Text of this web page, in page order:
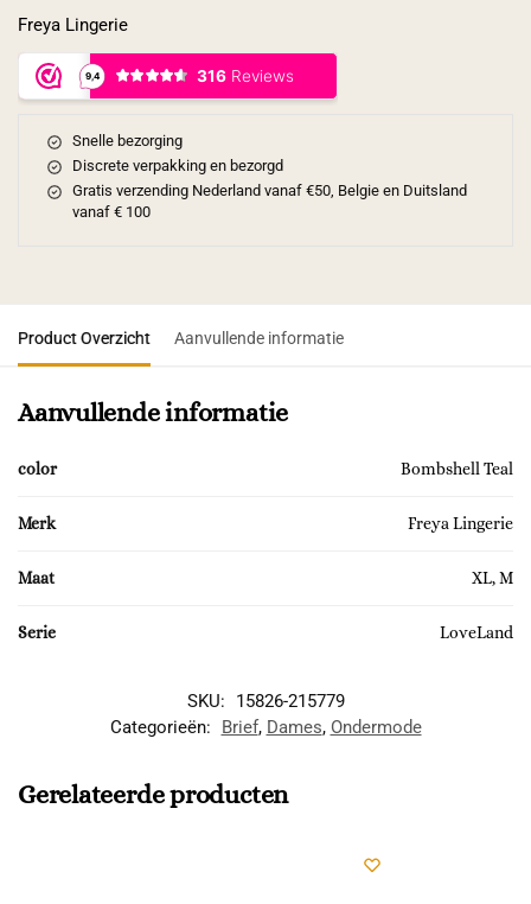
Freya Lingerie
Snelle bezorging
Discrete verpakking en bezorgd
Gratis verzending Nederland vanaf €50, Belgie en Duitsland
vanaf € 100
Product Overzicht Aanvullende informatie
Aanvullende informatie
color Bombshell Teal
Merk Freya Lingerie
Maat XL, M
Serie LoveLand
SKU:
15826-215779
Categorieën:
Brief, Dames, Ondermode
Gerelateerde producten